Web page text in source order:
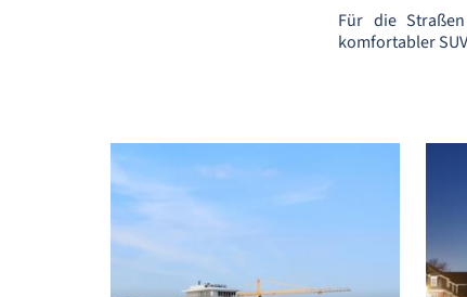
Für die
komfortabler